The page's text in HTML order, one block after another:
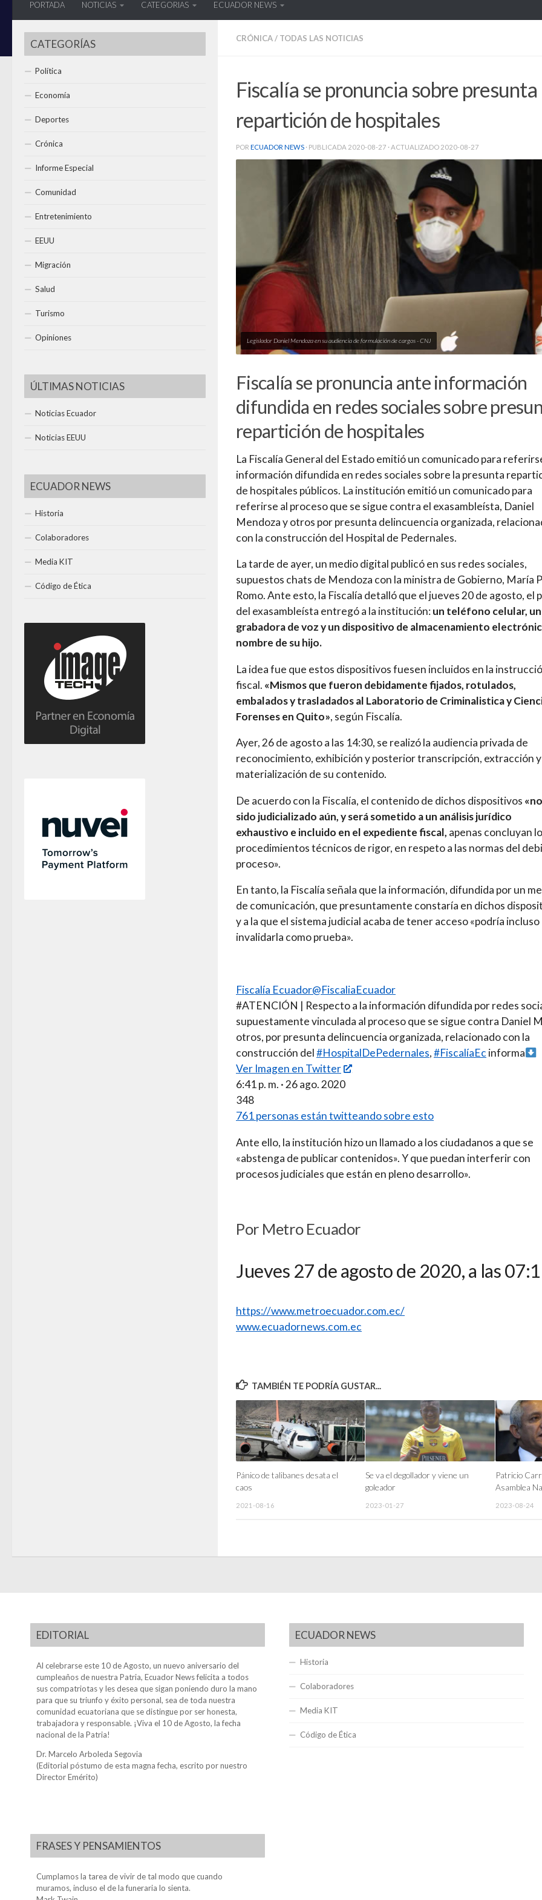
PORTADA NOTICIAS CATEGORIAS ECUADOR NEWS
CRÓNICA/ TODAS LAS NOTICIAS
Fiscalía se pronuncia sobre presunta
repartición de hospitales
POR ECUADOR NEWS · PUBLICADA 2020-08-27 · ACTUALIZADO 2020-08-27
Legislador Daniel Mendoza en su audiencia de formulación de cargos - CNJ
Fiscalía se pronuncia ante información
difundida en redes sociales sobre
repartición de hospitales
La Fiscalía General del Estado emitió un comunicado para
información difundida en redes sociales sobre la presunta
de hospitales públicos. La institución emitió un comunicado para
referirse al proceso que se sigue contra el exasambleísta, Daniel
Mendoza y otros por presunta delincuencia organizada,
con la construcción del Hospital de Pedernales.
La tarde de ayer, un medio digital publicó en sus redes sociales,
supuestos chats de Mendoza con la ministra de Gobierno, María
Romo. Ante esto, la Fiscalía detalló que el jueves 20 de agosto, el
del exasambleísta entregó a la institución:un teléfono celular,
grabadora de voz y un dispositivo de almacenamiento
nombre de su hijo.
La idea fue que estos dispositivos fuesen incluidos en la
fiscal. «Mismos que fueron debidamente fijados, rotulados,
embalados y trasladados al Laboratorio de Criminalistica y
Forenses en Quito», según Fiscalía.
Ayer, 26 de agosto a las 14:30, se realizó la audiencia privada de
reconocimiento, exhibición y posterior transcripción, extracción y
materialización de su contenido.
De acuerdo con la Fiscalía, el contenido de dichos dispositivos
sido judicializado aún, y será sometido a un análisis jurídico
exhaustivo e incluido en el expediente fiscal, apenas concluyan
procedimientos técnicos de rigor, en respeto a las normas del
proceso».
En tanto, la Fiscalía señala que la información, difundida por un
de comunicación, que presuntamente constaría en dichos
y a la que el sistema judicial acaba de tener acceso «podría incluso
invalidarla como prueba».
Fiscalía Ecuador@FiscaliaEcuador
#ATENCIÓN | Respecto a la información difundida por redes
supuestamente vinculada al proceso que se sigue contra Daniel
otros, por presunta delincuencia organizada, relacionado con la
construcción del#HospitalDePedernales,#FiscalíaEc informa
Ver Imagen en Twitter
6:41 p. m. · 26 ago. 2020
348
761 personas están twitteando sobre esto
Ante ello, la institución hizo un llamado a los ciudadanos a que se
«abstenga de publicar contenidos». Y que puedan interferir con
procesos judiciales que están en pleno desarrollo».
Por Metro Ecuador
Jueves 27 de agosto de 2020, a las
https://www.metroecuador.com.ec/
www.ecuadornews.com.ec
TAMBIÉN TE PODRÍA GUSTAR...
Pánico de talibanes desata el
caos
2021-08-16
Se va el degollador y viene un
goleador
2023-01-27
Patricio
Asamblea
2023-08-24
CATEGORÍAS
Política
Economía
Deportes
Crónica
Informe Especial
Comunidad
Entretenimiento
EEUU
Migración
Salud
Turismo
Opiniones
ÚLTIMAS NOTICIAS
Noticias Ecuador
Noticias EEUU
ECUADOR NEWS
Historia
Colaboradores
Media KIT
Código de Ética
EDITORIAL
Al celebrarse este 10 de Agosto, un nuevo aniversario del
cumpleaños de nuestra Patria, Ecuador News felicita a todos
sus compatriotas y les desea que sigan poniendo duro la mano
para que su triunfo y éxito personal, sea de toda nuestra
comunidad ecuatoriana que se distingue por ser honesta,
trabajadora y responsable. ¡Viva el 10 de Agosto, la fecha
nacional de la Patria!
Dr. Marcelo Arboleda Segovia
(Editorial póstumo de esta magna fecha, escrito por nuestro
Director Emérito)
FRASES Y PENSAMIENTOS
Cumplamos la tarea de vivir de tal modo que cuando
muramos, incluso el de la funeraria lo sienta.
ECUADOR NEWS
Historia
Colaboradores
Media KIT
Código de Ética